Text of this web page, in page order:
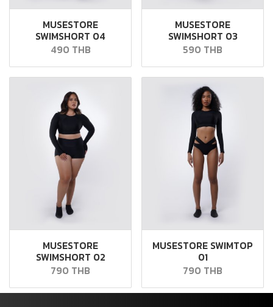
MUSESTORE
SWIMSHORT 04
490 THB
MUSESTORE
SWIMSHORT 03
590 THB
MUSESTORE
SWIMSHORT 02
790 THB
MUSESTORE SWIMTOP
01
790 THB